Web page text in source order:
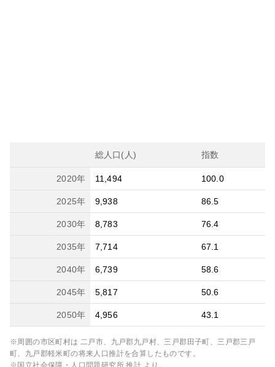
総人口(人) 指数
2020年 11,494 100.0
2025年 9,938 86.5
2030年 8,783 76.4
2035年 7,714 67.1
2040年 6,739 58.6
2045年 5,817 50.6
2050年 4,956 43.1
※周囲の市区町村は 二戸市、九戸郡九戸村、三戸郡田子町、三戸郡三戸
町、九戸郡軽米町の将来人口推計を合算したものです。
※国立社会保障・人口問題研究所 推計 より。